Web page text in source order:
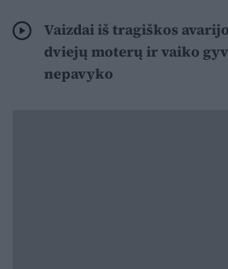
Vaizdai iš tragiškos
dviejų moterų ir vaiko
nepavyko